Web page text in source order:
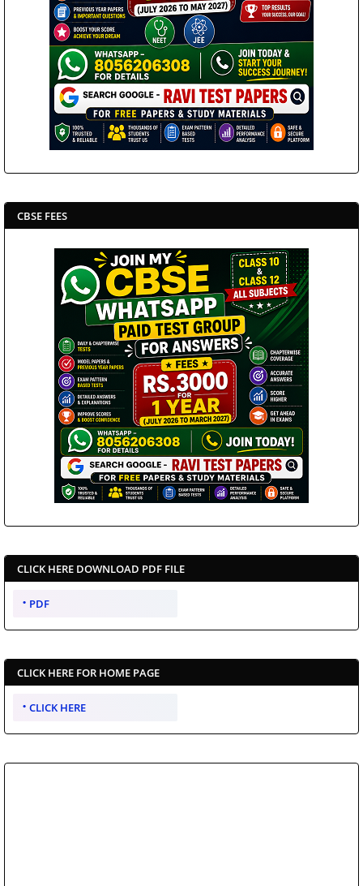
CBSE FEES
CLICK HERE DOWNLOAD PDF FILE
PDF
CLICK HERE FOR HOME PAGE
CLICK HERE